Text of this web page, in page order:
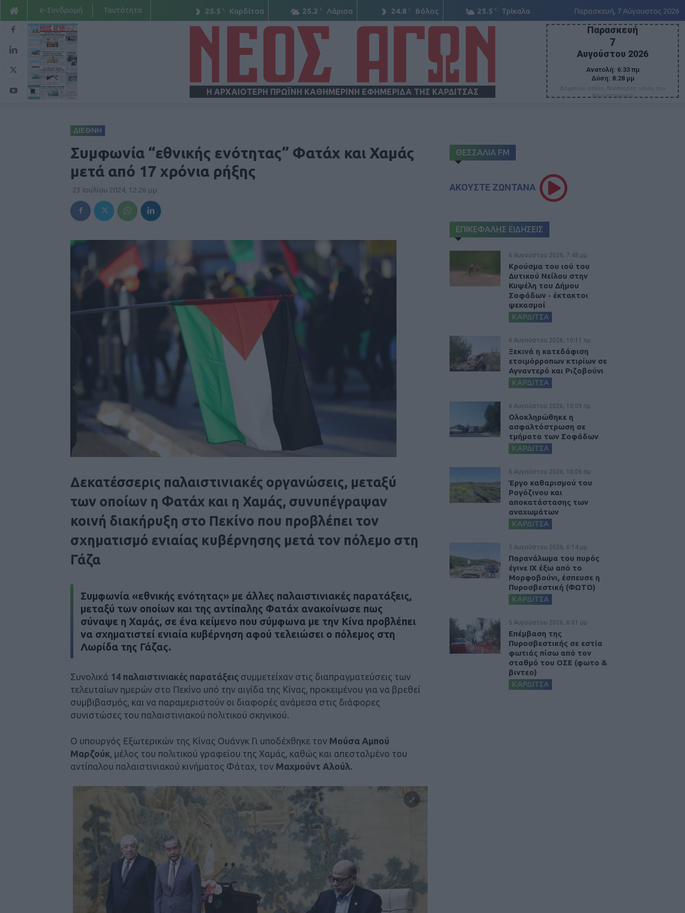
25.5 C Καρδίτσα 25.2 C Λάρισα 24.8 C Βόλος 25.5 C Τρίκαλα Παρασκευή, 7 Αύγουστος 2026
e-Συνδρομή Ταυτότητα
Η ΑΡΧΑΙΟΤΕΡΗ ΠΡΩΪΝΗ ΚΑΘΗΜΕΡΙΝΗ ΕΦΗΜΕΡΙΔΑ ΤΗΣ ΚΑΡΔΙΤΣΑΣ
Παρασκευή
7
Αυγούστου 2026
Ανατολή: 6:33 πμ
Δύση: 8:28 μμ
Δομετίου οσίου, Νικάνορος οσίου του
θαυματουργού
ΔΙΕΘΝΗ
Συμφωνία “εθνικής ενότητας” Φατάχ και Χαμάς
μετά από 17 χρόνια ρήξης
23 Ιουλίου 2024, 12:26 μμ
Δεκατέσσερις παλαιστινιακές οργανώσεις, μεταξύ
των οποίων η Φατάχ και η Χαμάς, συνυπέγραψαν
κοινή διακήρυξη στο Πεκίνο που προβλέπει τον
σχηματισμό ενιαίας κυβέρνησης μετά τον πόλεμο στη
Γάζα
Συμφωνία «εθνικής ενότητας» με άλλες παλαιστινιακές παρατάξεις,
μεταξύ των οποίων και της αντίπαλης Φατάχ ανακοίνωσε πως
σύναψε η Χαμάς, σε ένα κείμενο που σύμφωνα με την Κίνα προβλέπει
να σχηματιστεί ενιαία κυβέρνηση αφού τελειώσει ο πόλεμος στη
Λωρίδα της Γάζας.
Συνολικά 14 παλαιστινιακές παρατάξεις συμμετείχαν στις διαπραγματεύσεις των
τελευταίων ημερών στο Πεκίνο υπό την αιγίδα της Κίνας, προκειμένου για να βρεθεί
συμβιβασμός, και να παραμεριστούν οι διαφορές ανάμεσα στις διάφορες
συνιστώσες του παλαιστινιακού πολιτικού σκηνικού.
Ο υπουργός Εξωτερικών της Κίνας Ουάνγκ Γι υποδέχθηκε τον Μούσα Αμπού
Μαρζούκ , μέλος του πολιτικού γραφείου της Χαμάς, καθώς και απεσταλμένο του
αντίπαλου παλαιστινιακού κινήματος Φάταχ, τον Μαχμούντ Αλούλ.
ΘΕΣΣΑΛΙΑ FM
ΑΚΟΥΣΤΕ ΖΩΝΤΑΝΑ
ΕΠΙΚΕΦΑΛΗΣ ΕΙΔΗΣΕΙΣ
6 Αυγούστου 2026, 7:48 μμ
Κρούσμα του ιού του
Δυτικού Νείλου στην
Κυψέλη του Δήμου
Σοφάδων - έκτακτοι
ψεκασμοί
ΚΑΡΔΙΤΣΑ
6 Αυγούστου 2026, 10:11 πμ
Ξεκινά η κατεδάφιση
ετοιμόρροπων κτιρίων σε
Αγναντερό και Ριζοβούνι
ΚΑΡΔΙΤΣΑ
6 Αυγούστου 2026, 10:09 πμ
Ολοκληρώθηκε η
ασφαλτόστρωση σε
τμήματα των Σοφάδων
ΚΑΡΔΙΤΣΑ
6 Αυγούστου 2026, 10:06 πμ
Έργο καθαρισμού του
Ρογόζινου και
αποκατάστασης των
αναχωμάτων
ΚΑΡΔΙΤΣΑ
5 Αυγούστου 2026, 6:14 μμ
Παρανάλωμα του πυρός
έγινε ΙΧ έξω από το
Μορφοβούνι, έσπευσε η
Πυροσβεστική (ΦΩΤΟ)
ΚΑΡΔΙΤΣΑ
5 Αυγούστου 2026, 6:01 μμ
Επέμβαση της
Πυροσβεστικής σε εστία
φωτιάς πίσω από τον
σταθμό του ΟΣΕ (φωτο &
βιντεο)
ΚΑΡΔΙΤΣΑ